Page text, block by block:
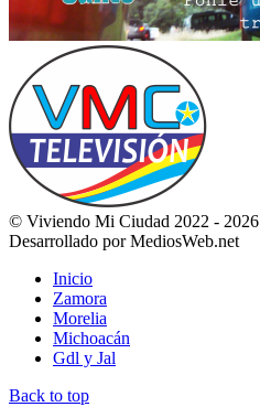
© Viviendo Mi Ciudad 2022 - 2026
Desarrollado por MediosWeb.net
Inicio
Zamora
Morelia
Michoacán
Gdl y Jal
Back to top